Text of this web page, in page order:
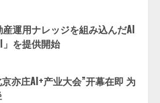
運用ナレッジを組み込んだAI
」を提供開始
亦庄AI+产业大会”开幕在即 为